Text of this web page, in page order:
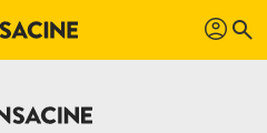
profil search